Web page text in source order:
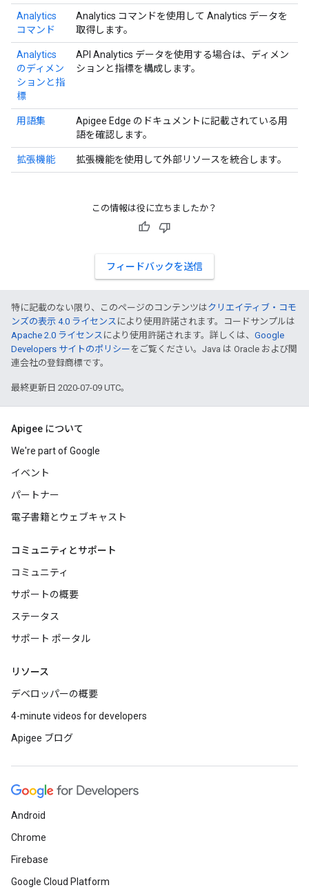
Analytics
コマンド
Analytics コマンドを使用して Analytics データを
取得します。
Analytics
のディメン
ションと指
標
API Analytics データを使用する場合は、ディメン
ションと指標を構成します。
用語集
Apigee Edge のドキュメントに記載されている用
語を確認します。
拡張機能 拡張機能を使用して外部リソースを統合します。
この情報は役に立ちましたか？
フィードバックを送信
特に記載のない限り、このページのコンテンツはクリエイティブ・コモ
ンズの表示 4.0 ライセンス により使用許諾されます。コードサンプルは
Apache 2.0 ライセンス により使用許諾されます。詳しくは、 Google
Developers サイトのポリシー をご覧ください。Java は Oracle および関
連会社の登録商標です。
最終更新日 2020-07-09 UTC。
Apigee について
We're part of Google
イベント
パートナー
電子書籍とウェブキャスト
コミュニティとサポート
コミュニティ
サポートの概要
ステータス
サポート ポータル
リソース
デベロッパーの概要
4-minute videos for developers
Apigee ブログ
Android
Chrome
Firebase
Google Cloud Platform